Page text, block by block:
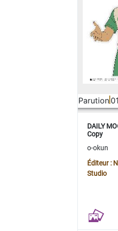
Parution
DAILY
Copy
o-okun
Éditeur :
Studio